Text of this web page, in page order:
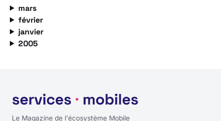
mars
février
janvier
2005
Le Magazine de l'écosystème Mobile